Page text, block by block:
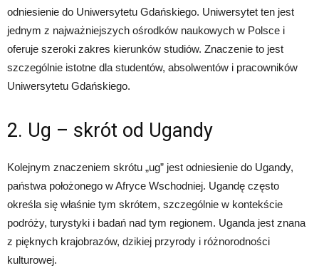
odniesienie do Uniwersytetu Gdańskiego. Uniwersytet ten jest
jednym z najważniejszych ośrodków naukowych w Polsce i
oferuje szeroki zakres kierunków studiów. Znaczenie to jest
szczególnie istotne dla studentów, absolwentów i pracowników
Uniwersytetu Gdańskiego.
2. Ug – skrót od Ugandy
Kolejnym znaczeniem skrótu „ug” jest odniesienie do Ugandy,
państwa położonego w Afryce Wschodniej. Ugandę często
określa się właśnie tym skrótem, szczególnie w kontekście
podróży, turystyki i badań nad tym regionem. Uganda jest znana
z pięknych krajobrazów, dzikiej przyrody i różnorodności
kulturowej.